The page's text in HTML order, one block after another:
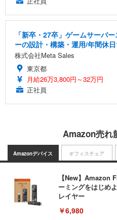
「新卒・27卒」ゲームサーバ
ーの設計・構築・運用/年間休
株式会社Meta Sales
東京都
月給26万3,800円～32万円
正社員
Amazon売れ
Amazonデバイス
【New】Amazon
ーミングをはじめ
レイヤー
￥6,980
オフィスチェア